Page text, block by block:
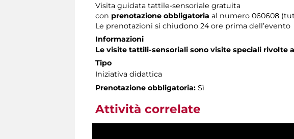
Visita guidata tattile-sensoriale gratuita
con prenotazione obbligatoria al numero 060608
Le prenotazioni si chiudono 24 ore prima dell’evento
Informazioni
Le visite tattili-sensoriali sono visite speciali rivolte
Tipo
Iniziativa didattica
Prenotazione obbligatoria: Sì
Attività correlate